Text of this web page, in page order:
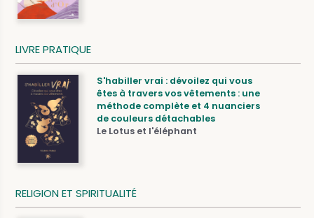
LIVRE PRATIQUE
S'habiller vrai : dévoilez qui vous
êtes à travers vos vêtements : une
méthode complète et 4 nuanciers
de couleurs détachables
Le Lotus et l'éléphant
RELIGION ET SPIRITUALITÉ